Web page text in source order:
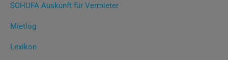
SCHUFA Auskunft für Vermieter
Mietlog
Lexikon